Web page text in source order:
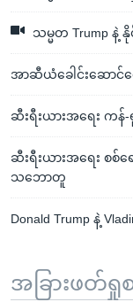
သမ္မတ Trump နဲ့
အာဆီယံခေါင်းဆောင်
ဆီးရီးယားအရေး က
ဆီးရီးယားအရေး စစ်ရ
သဘောတူ
Donald Trump နဲ့
အခြားဖတ်ရှုစ